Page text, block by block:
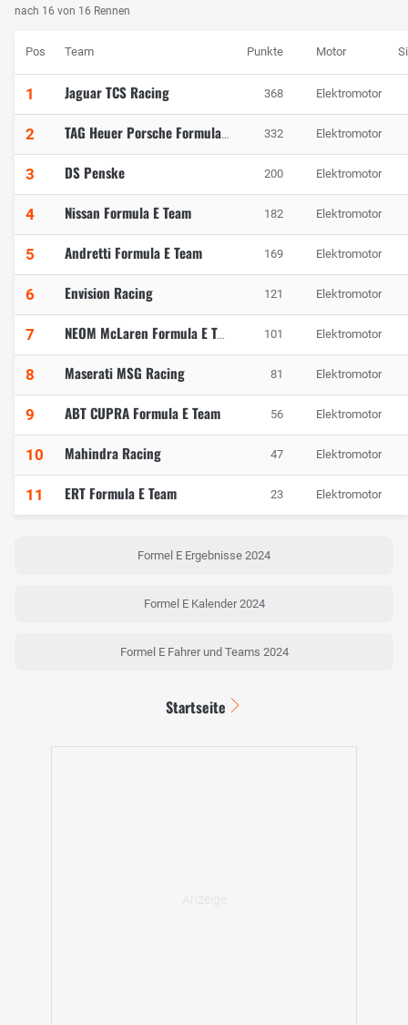
nach 16 von 16 Rennen
Pos Team Punkte Motor
1 Jaguar TCS Racing 368 Elektromotor
2 TAG Heuer Porsche Formula E Team 332 Elektromotor
3 DS Penske 200 Elektromotor
4 Nissan Formula E Team 182 Elektromotor
5 Andretti Formula E Team 169 Elektromotor
6 Envision Racing 121 Elektromotor
7 NEOM McLaren Formula E Team 101 Elektromotor
8 Maserati MSG Racing 81 Elektromotor
9 ABT CUPRA Formula E Team 56 Elektromotor
10 Mahindra Racing 47 Elektromotor
11 ERT Formula E Team 23 Elektromotor
Formel E Ergebnisse 2024
Formel E Kalender 2024
Formel E Fahrer und Teams 2024
Startseite